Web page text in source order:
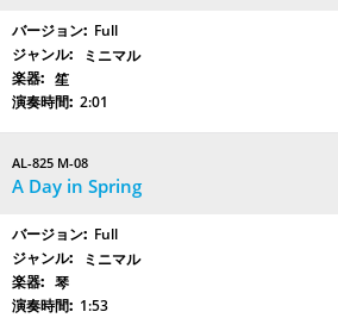
Full
ミニマル
笙
2:01
AL-825 M-08
A Day in Spring
Full
ミニマル
琴
1:53